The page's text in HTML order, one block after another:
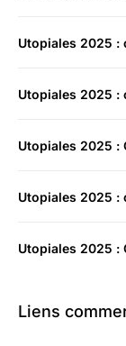
Utopiales 2025 :
Utopiales 2025 :
Utopiales 2025 :
Utopiales 2025 :
Utopiales 2025 :
Liens